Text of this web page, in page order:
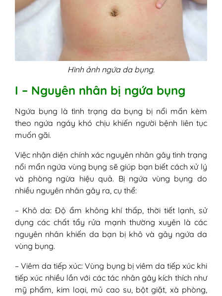
Hình ảnh ngứa da bụng.
I – Nguyên nhân bị ngứa bụng
Ngứa bụng là tình trạng da bụng bị nổi mẩn kèm
theo ngứa ngáy khó chịu khiến người bệnh liên tục
muốn gãi.
Việc nhận diện chính xác nguyên nhân gây tình trạng
nổi mẩn ngứa vùng bụng sẽ giúp bạn biết cách xử lý
và phòng ngừa hiệu quả. Bị ngứa vùng bụng do
nhiều nguyên nhân gây ra, cụ thể:
– Khô da: Độ ẩm không khí thấp, thời tiết lạnh, sử
dụng các chất tẩy rửa mạnh thường xuyên là các
nguyên nhân khiến da bạn bị khô và gây ngứa da
vùng bụng.
– Viêm da tiếp xúc: Vùng bụng bị viêm da tiếp xúc khi
tiếp xúc nhiều lần với các tác nhân gây kích thích như
mỹ phẩm, kim loại, mủ cao su, bột giặt, xà phòng,